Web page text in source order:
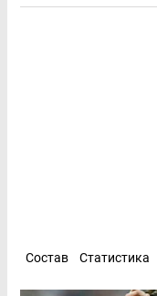
Состав Статистика